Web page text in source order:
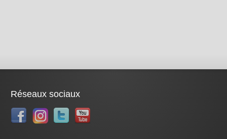
Réseaux sociaux